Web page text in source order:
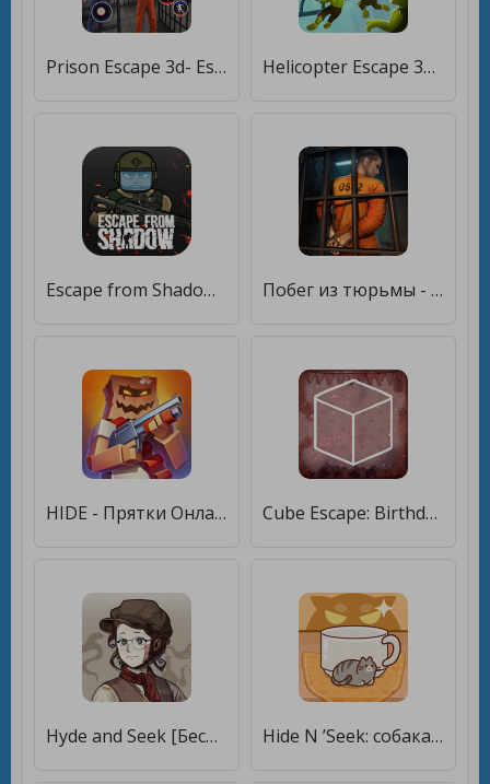
Prison Escape 3d- Escape games [Premium] Helicopter Escape 3D [Бесплатные покупки]
Escape from Shadow [Бесплатные покупки] Побег из тюрьмы - Prison Escape [Бесплатные покупки]
HIDE - Прятки Онлайн! [Бесплатные покупки] Cube Escape: Birthday [Бесплатные покупки]
Hyde and Seek [Бесплатные покупки] Hide N ’Seek: собака и кошка [Мод меню]